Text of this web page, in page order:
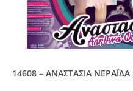
14608 – ΑΝΑΣΤΑΣΙΑ